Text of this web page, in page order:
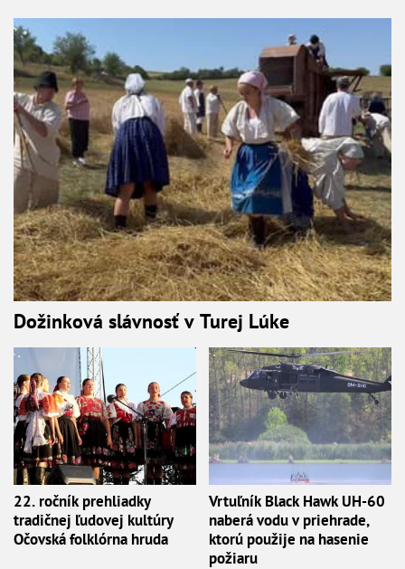
Dožinková slávnosť v Turej Lúke
22. ročník prehliadky
tradičnej ľudovej kultúry
Očovská folklórna hruda
Vrtuľník Black Hawk UH-60
naberá vodu v priehrade,
ktorú použije na hasenie
požiaru